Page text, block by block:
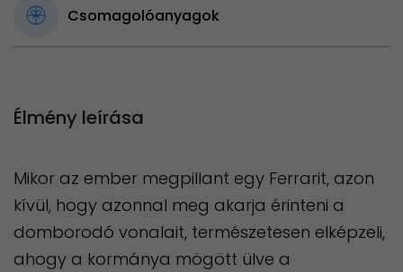
Csomagolóanyagok
Élmény leírása
Mikor az ember megpillant egy Ferrarit, azon
kívül, hogy azonnal meg akarja érinteni a
domborodó vonalait, természetesen elképzeli,
ahogy a kormánya mögött ülve a